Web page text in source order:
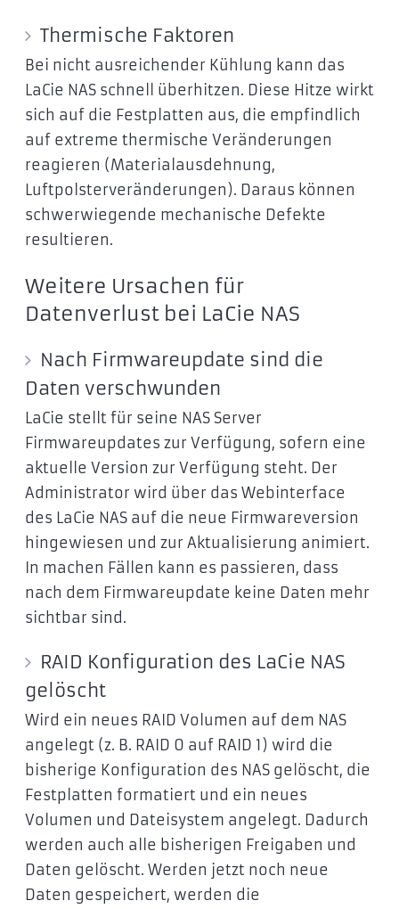
Thermische Faktoren
Bei nicht ausreichender Kühlung kann das
LaCie NAS schnell überhitzen. Diese Hitze wirkt
sich auf die Festplatten aus, die empfindlich
auf extreme thermische Veränderungen
reagieren (Materialausdehnung,
Luftpolsterveränderungen). Daraus können
schwerwiegende mechanische Defekte
resultieren.
Weitere Ursachen für
Datenverlust bei LaCie NAS
Nach Firmwareupdate sind die
Daten verschwunden
LaCie stellt für seine NAS Server
Firmwareupdates zur Verfügung, sofern eine
aktuelle Version zur Verfügung steht. Der
Administrator wird über das Webinterface
des LaCie NAS auf die neue Firmwareversion
hingewiesen und zur Aktualisierung animiert.
In machen Fällen kann es passieren, dass
nach dem Firmwareupdate keine Daten mehr
sichtbar sind.
RAID Konfiguration des LaCie NAS
gelöscht
Wird ein neues RAID Volumen auf dem NAS
angelegt (z. B. RAID 0 auf RAID 1) wird die
bisherige Konfiguration des NAS gelöscht, die
Festplatten formatiert und ein neues
Volumen und Dateisystem angelegt. Dadurch
werden auch alle bisherigen Freigaben und
Daten gelöscht. Werden jetzt noch neue
Daten gespeichert, werden die